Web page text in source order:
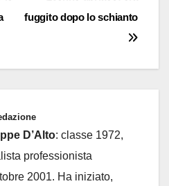
fuggito dopo lo schianto
D’Alto: classe 1972,
professionista
2001. Ha iniziato,